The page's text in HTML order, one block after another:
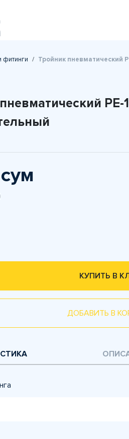
фитинги Тройник пневматический
PE-
КУПИТЬ В
ДОБАВИТЬ В